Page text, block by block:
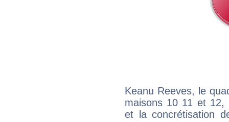
Keanu Reeves, le
maisons 10 11 et 12,
et la concrétisation